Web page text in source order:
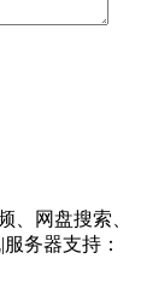
、网盘搜索、
务器支持：